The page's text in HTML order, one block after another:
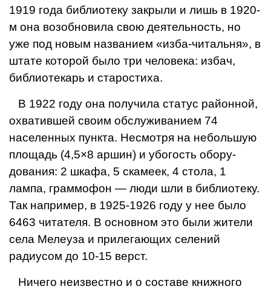
1919 года библиотеку закрыли и лишь в 1920-
м она во­зобновила свою деятель­ность, но
уже под новым названием «изба-читаль­ня», в
штате которой бы­ло три человека: избач,
библиотекарь и старостиха.
В 1922 году она полу­чила статус районной,
ох­ватившей своим обслужи­ванием 74
населенных пункта. Несмотря на не­большую
площадь (4,5×8 аршин) и убогость обору­
дования: 2 шкафа, 5 ска­меек, 4 стола, 1
лампа, граммофон — люди шли в библиотеку.
Так например, в 1925-1926 го­ду у нее было
6463 чи­тателя. В основном это были жители
села Мелеуза и прилегающих селе­ний
радиусом до 10-15 верст.
Ничего неизвестно и о составе книжного